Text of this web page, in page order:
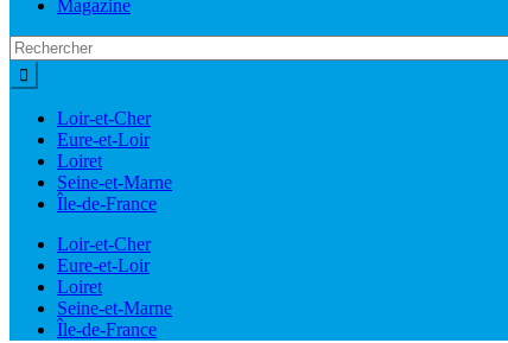
Magazine
Loir-et-Cher
Eure-et-Loir
Loiret
Seine-et-Marne
Île-de-France
Loir-et-Cher
Eure-et-Loir
Loiret
Seine-et-Marne
Île-de-France